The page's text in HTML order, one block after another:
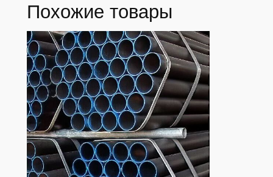
2
0
х
4
м
м
.
Г
О
Похожие товары